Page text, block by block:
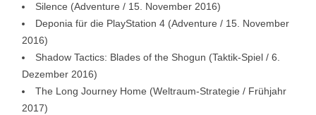
Silence (Adventure / 15. November 2016)
Deponia für die PlayStation 4 (Adventure / 15. November
2016)
Shadow Tactics: Blades of the Shogun (Taktik-Spiel / 6.
Dezember 2016)
The Long Journey Home (Weltraum-Strategie / Frühjahr
2017)